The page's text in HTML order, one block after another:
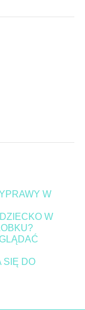
W
W
SIĘ DO